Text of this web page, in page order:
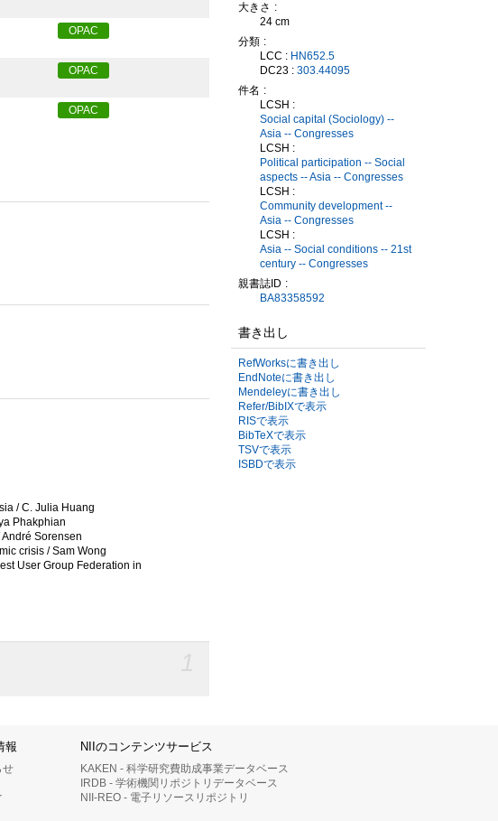
OPAC
OPAC
OPAC
/ C. Julia Huang
Phakphian
Sorensen
crisis / Sam Wong
User Group Federation in
大きさ
24 cm
分類
LCC : HN652.5
DC23 : 303.44095
件名
LCSH :
Social capital (Sociology) --
Asia -- Congresses
LCSH :
Political participation -- Social
aspects -- Asia -- Congresses
LCSH :
Community development --
Asia -- Congresses
LCSH :
Asia -- Social conditions -- 21st
century -- Congresses
親書誌ID
BA83358592
書き出し
RefWorksに書き出し
EndNoteに書き出し
Mendeleyに書き出し
Refer/BibIXで表示
RISで表示
BibTeXで表示
TSVで表示
ISBDで表示
報
せ
NIIのコンテンツサービス
KAKEN - 科学研究費助成事業データベース
IRDB - 学術機関リポジトリデータベース
NII-REO - 電子リソースリポジトリ